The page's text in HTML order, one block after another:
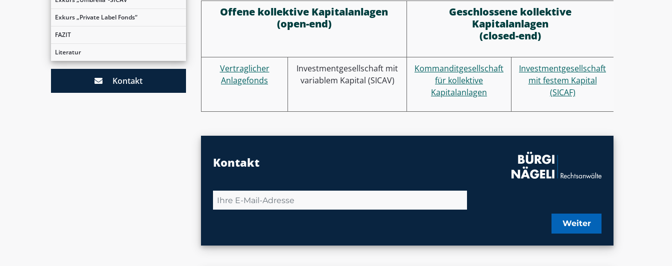
Exkurs „Private Label Fonds“
FAZIT
Literatur
Kontakt
Offene kollektive Kapitalanlagen
(open-end)
Geschlossene kollektive
Kapitalanlagen
(closed-end)
Vertraglicher
Anlagefonds
Investmentgesellschaft mit
variablem Kapital (SICAV)
Kommanditgesellschaft
für kollektive
Kapitalanlagen
Investmentgesellschaft
mit festem Kapital
(SICAF)
Kontakt
Weiter